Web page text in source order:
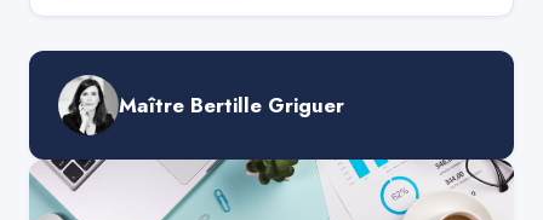
Maître Bertille Griguer